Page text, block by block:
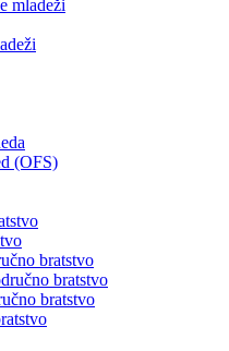
mladeži
(OFS)
bratstvo
bratstvo
bratstvo